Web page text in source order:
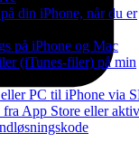
din iPhone, når du er
på iPhone og Mac
(iTunes-filer) på min
PC til iPhone via
fra App Store eller